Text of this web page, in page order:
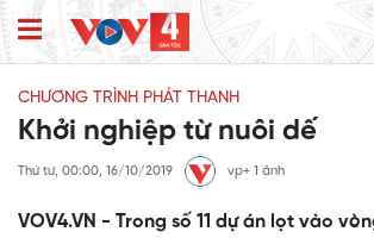
CHƯƠNG TRÌNH PHÁT THANH
Khởi nghiệp từ nuôi dế
Thứ tư, 00:00, 16/10/2019 vp+ 1 ảnh
VOV4.VN - Trong số 11 dự án lọt vào